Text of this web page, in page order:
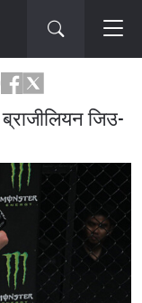
जिउ-